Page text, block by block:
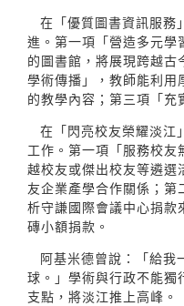
在「優質圖書資訊服務
進。第一項「營造多元學
的圖書館，將展現跨越
學術傳播」，教師能利用
的教學內容；第三項「充
在「閃亮校友榮耀淡江
工作。第一項「服務校
越校友或傑出校友等遴選
友企業產學合作關係；
析守謙國際會議中心捐款
磚小額捐款。
阿基米德曾說：「給我
球。」學術與行政不能獨
支點，將淡江推上高峰。